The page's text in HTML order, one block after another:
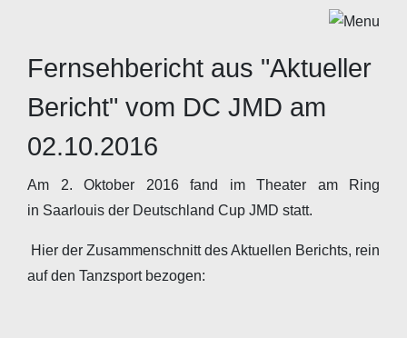
Fernsehbericht aus "Aktueller
Bericht" vom DC JMD am
02.10.2016
Am 2. Oktober 2016 fand im Theater am Ring
in Saarlouis der Deutschland Cup JMD statt.
Hier der Zusammenschnitt des Aktuellen Berichts, rein
auf den Tanzsport bezogen: